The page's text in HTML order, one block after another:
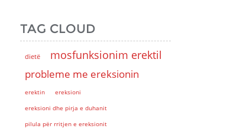
TAG CLOUD
dietë mosfunksionim erektil
probleme me ereksionin
erektin
ereksioni
ereksioni dhe pirja e duhanit
pilula për rritjen e ereksionit